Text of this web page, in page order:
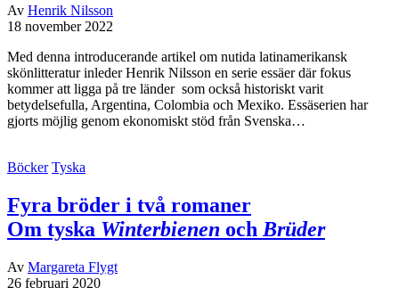
Av Henrik Nilsson
18 november 2022
Med denna introducerande artikel om nutida latinamerikansk
skönlitteratur inleder Henrik Nilsson en serie essäer där fokus
kommer att ligga på tre länder som också historiskt varit
betydelsefulla, Argentina, Colombia och Mexiko. Essäserien har
gjorts möjlig genom ekonomiskt stöd från Svenska…
Böcker Tyska
Fyra bröder i två romaner
Om tyska Winterbienen och Brüder
Av Margareta Flygt
26 februari 2020